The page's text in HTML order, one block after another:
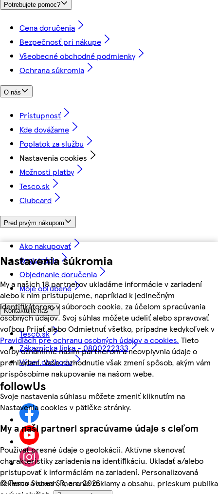
Nastavenia súkromia
My a našich 18 partnerov ukladáme informácie v zariadení
alebo k nim pristupujeme, napríklad k jedinečným
identifikátorom v súboroch cookie, za účelom spracúvania
osobných údajov. Svoj súhlas môžete udeliť alebo spravovať
voľbou Prijať alebo Odmietnuť všetko, prípadne kedykoľvek v
Pravidlách pre ochranu osobných údajov a cookies. Tieto
voľby oznámime našim partnerom a neovplyvnia údaje o
prehliadaní. Vaše rozhodnutie však zmení spôsob, akým vám
prispôsobíme nakupovanie na našom webe.
Svoje nastavenia súhlasu môžete zmeniť kliknutím na
Nastavenia cookies v pätičke stránky.
My a naši partneri spracúvame údaje s cieľom
Používať presné údaje o geolokácii. Aktívne skenovať
charakteristiky zariadenia na identifikáciu. Ukladať a/alebo
pristupovať k informáciám na zariadení. Personalizovaná
reklama a obsah, meranie reklamy a obsahu, prieskum publika
Potrebujete pomoc?
Cena doručenia
Bezpečnosť pri nákupe
Všeobecné obchodné podmienky
Ochrana súkromia
O nás
Prístupnosť
Kde dovážame
Poplatok za službu
Nastavenia cookies
Možnosti platby
Tesco.sk
Clubcard
Pred prvým nákupom
Ako nakupovať
Registrácia
Objednanie doručenia
Moje obľúbené
Kontaktujte nás
Tesco.sk
Zákaznícka linka - 0800222333
Výber obchodu
followUs
©Tesco Stores SR, a.s. 2026